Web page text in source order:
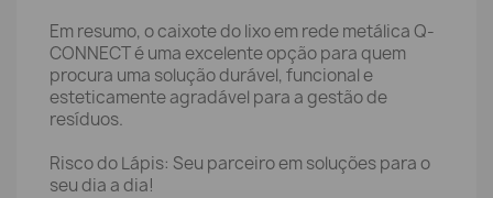
Em resumo, o caixote do lixo em rede metálica Q-
CONNECT é uma excelente opção para quem
procura uma solução durável, funcional e
esteticamente agradável para a gestão de
resíduos.
Risco do Lápis: Seu parceiro em soluções para o
seu dia a dia!